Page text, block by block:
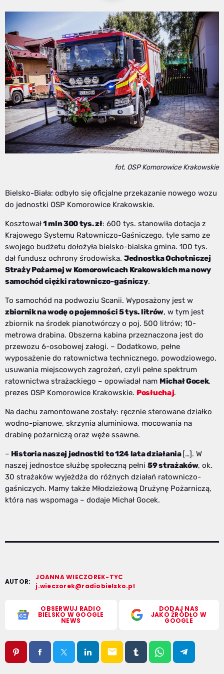
fot. OSP Komorowice Krakowskie
Bielsko-Biała: odbyło się oficjalne przekazanie nowego wozu
do jednostki OSP Komorowice Krakowskie.
Kosztował1 mln 300 tys. zł: 600 tys. stanowiła dotacja z
Krajowego Systemu Ratowniczo-Gaśniczego, tyle samo ze
swojego budżetu dołożyła bielsko-bialska gmina. 100 tys.
dał fundusz ochrony środowiska. Jednostka Ochotniczej
Straży Pożarnej w Komorowicach Krakowskich ma nowy
samochód ciężki ratowniczo-gaśniczy.
To samochód na podwoziu Scanii. Wyposażony jest w
zbiornik na wodę o pojemności 5 tys. litrów, w tym jest
zbiornik na środek pianotwórczy o poj. 500 litrów; 10-
metrowa drabina. Obszerna kabina przeznaczona jest do
przewozu 6-osobowej załogi. – Dodatkowo, pełne
wyposażenie do ratownictwa technicznego, powodziowego,
usuwania miejscowych zagrożeń, czyli pełne spektrum
ratownictwa strażackiego – opowiadał nam Michał Gocek,
prezes OSP Komorowice Krakowskie. Posłuchaj.
Na dachu zamontowane zostały: ręcznie sterowane działko
wodno-pianowe, skrzynia aluminiowa, mocowania na
drabinę pożarniczą oraz węże ssawne.
– Historia naszej jednostki to 124 lata działania[…]. W
naszej jednostce służbę społeczną pełni 59 strażaków, ok.
30 strażaków wyjeżdża do różnych działań ratowniczo-
gaśniczych. Mamy także Młodzieżową Drużynę Pożarniczą,
która nas wspomaga – dodaje Michał Gocek.
AUTOR:
JOANNA WIECZOREK-TYC
j.wieczorek@radiobielsko.pl
OBSERWUJ RADIO
BIELSKO W GOOGLE
NEWS
DODAJ NAS
JAKO ŹRÓDŁO W
GOOGLE
email